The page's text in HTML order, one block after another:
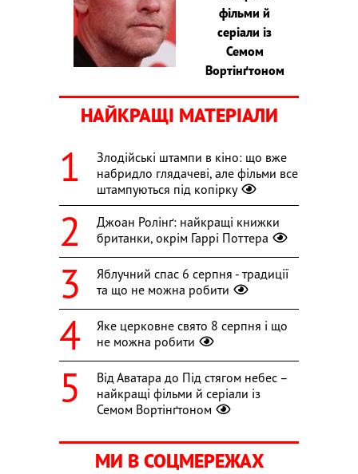
фільми й
серіали із
Семом
Вортінґтоном
НАЙКРАЩІ МАТЕРІАЛИ
Злодійські штампи в кіно: що вже
набридло глядачеві, але фільми все
штампуються під копірку
Джоан Ролінґ: найкращі книжки
британки, окрім Гаррі Поттера
Яблучний спас 6 серпня - традиції
та що не можна робити
Яке церковне свято 8 серпня і що
не можна робити
Від Аватара до Під стягом небес –
найкращі фільми й серіали із
Семом Вортінґтоном
МИ В СОЦМЕРЕЖАХ